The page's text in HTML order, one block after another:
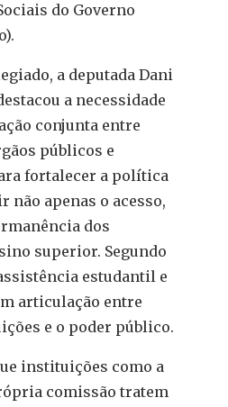
do Governo
a deputada Dani
a necessidade
conjunta entre
públicos e
fortalecer a política
não apenas o acesso,
dos
superior. Segundo
estudantil e
articulação entre
e o poder público.
instituições como a
comissão tratem